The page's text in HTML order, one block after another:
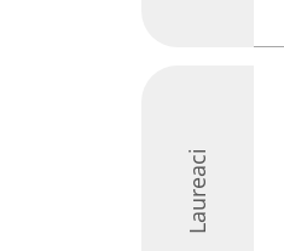
Laureaci